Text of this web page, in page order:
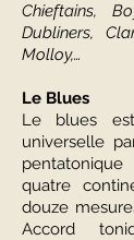
Chieftains,
Dubliners,
Molloy,…
Le Blues
Le blues
universelle
quatre
douze
Accord